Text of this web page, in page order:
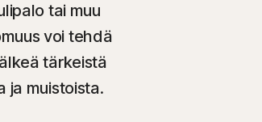
tai muu
voi tehdä
tärkeistä
ja muistoista.